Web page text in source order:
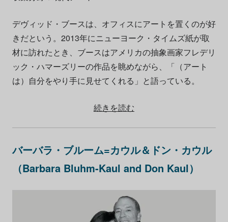
デヴィッド・ブースは、オフィスにアートを置くのが好
きだという。2013年にニューヨーク・タイムズ紙が取
材に訪れたとき、ブースはアメリカの抽象画家フレデリ
ック・ハマーズリーの作品を眺めながら、「（アート
は）自分をやり手に見せてくれる」と語っている。
続きを読む
バーバラ・ブルーム=カウル＆ドン・カウル
（Barbara Bluhm-Kaul and Don Kaul）